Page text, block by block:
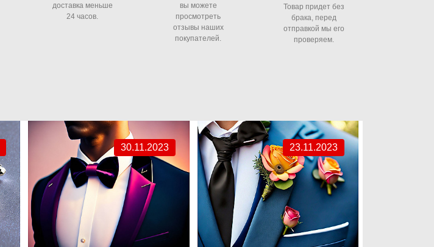
доставка меньше
24 часов.
вы можете
просмотреть
отзывы наших
покупателей.
Товар придет без
брака, перед
отправкой мы его
проверяем.
30.11.2023 23.11.2023